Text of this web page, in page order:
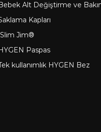
Alt Değiştirme ve
Kapları
Jim®
Paspas
kullanımlık HYGEN Bez